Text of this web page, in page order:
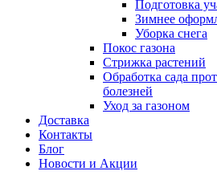
Подготовка
Зимнее
Уборка снега
Покос газона
Стрижка растений
Обработка сада
болезней
Уход за газоном
Доставка
Контакты
Блог
Новости и Акции